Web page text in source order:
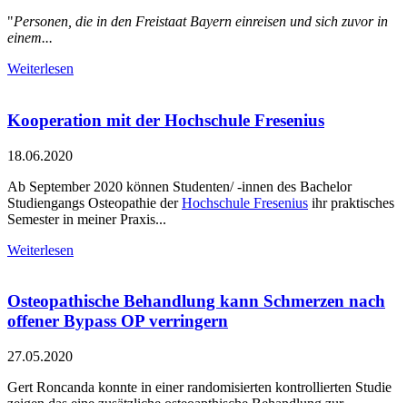
"Personen, die in den Freistaat Bayern einreisen und sich zuvor in
einem...
Weiterlesen
Kooperation mit der Hochschule Fresenius
18.06.2020
Ab September 2020 können Studenten/ -innen des Bachelor
Studiengangs Osteopathie derHochschule Fresenius ihr praktisches
Semester in meiner Praxis...
Weiterlesen
Osteopathische Behandlung kann Schmerzen nach
offener Bypass OP verringern
27.05.2020
Gert Roncanda konnte in einer randomisierten kontrollierten Studie